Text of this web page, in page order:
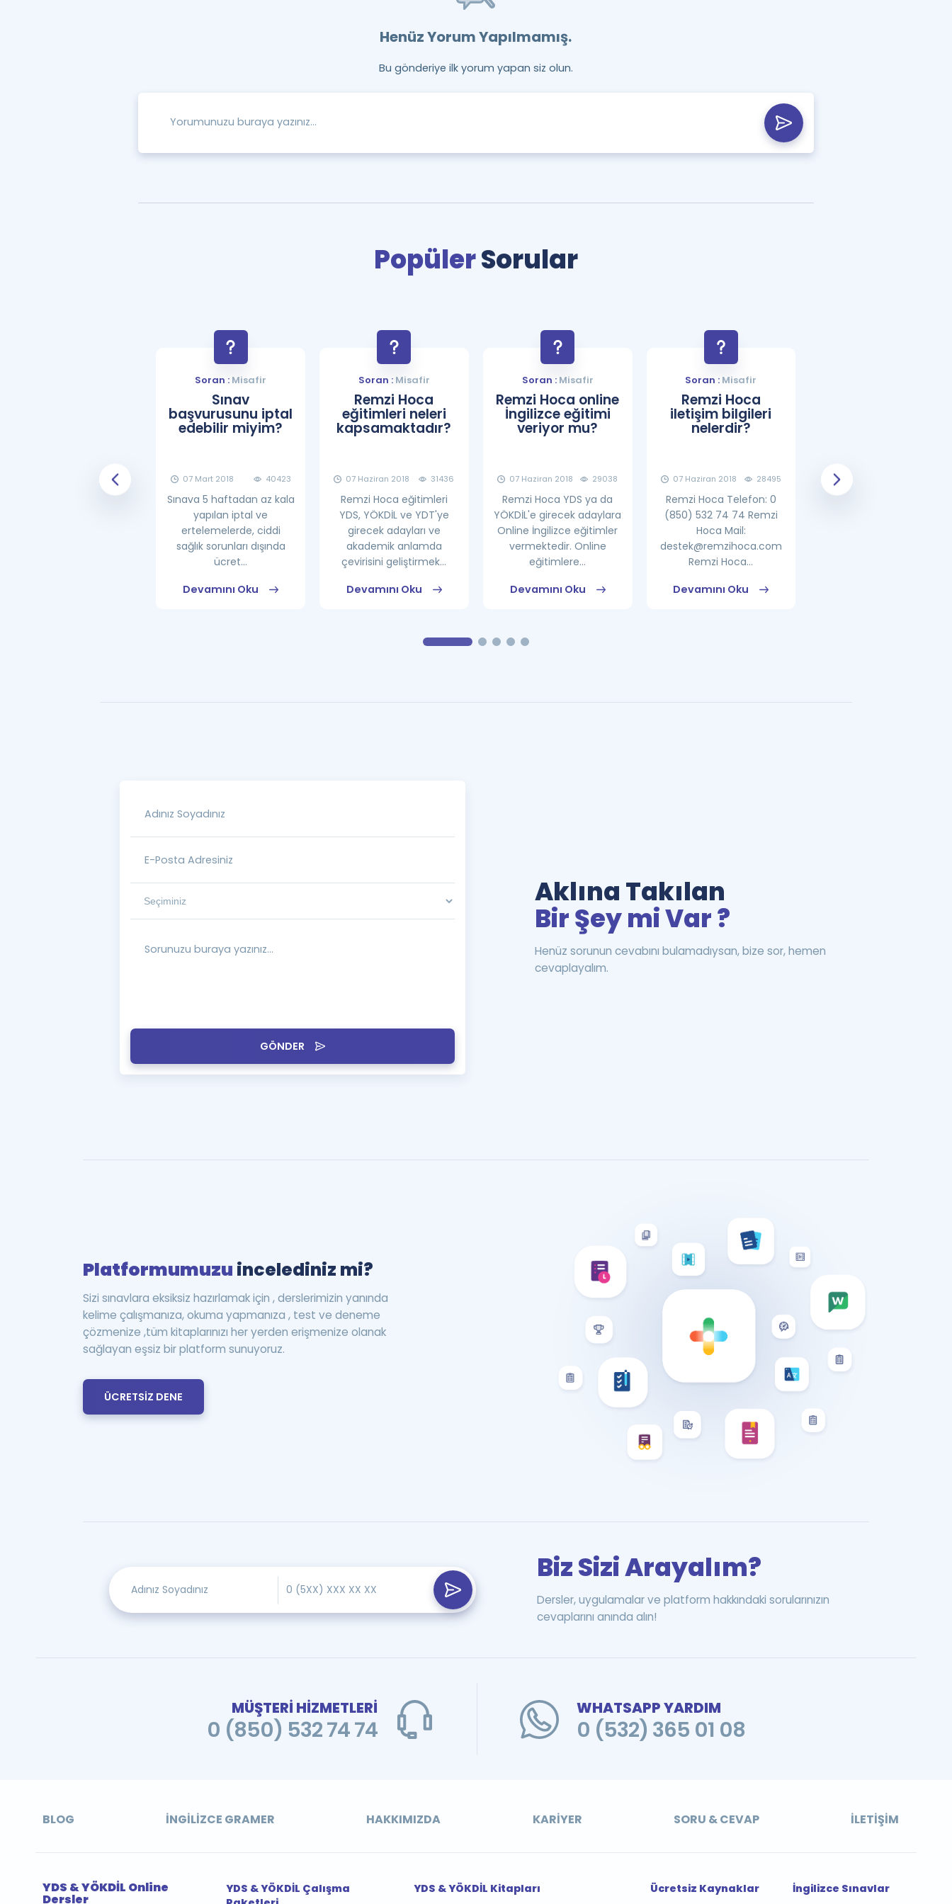
Henüz Yorum Yapılmamış.
Bu gönderiye ilk yorum yapan siz olun.
PopülerSorular
25861
Soran : Misafir
Sınav
başvurusunu iptal
edebilir miyim?
07 Mart 2018 40423
Sınava 5 haftadan az kala
yapılan iptal ve
ertelemelerde, ciddi
sağlık sorunları dışında
ücret...
Devamını Oku
Soran :Misafir
Remzi Hoca
eğitimleri neleri
kapsamaktadır?
07 Haziran 2018 31436
Remzi Hoca eğitimleri
YDS, YÖKDİL ve YDT'ye
girecek adayları ve
akademik anlamda
çevirisini geliştirmek...
Devamını Oku
Soran :Misafir
Remzi Hoca online
İngilizce eğitimi
veriyor mu?
07 Haziran 2018 29038
Remzi Hoca YDS ya da
YÖKDİL'e girecek adaylara
Online İngilizce eğitimler
vermektedir. Online
eğitimlere...
Devamını Oku
Soran : Misafir
Remzi Hoca
iletişim bilgileri
nelerdir?
07 Haziran 2018 28495
Remzi Hoca Telefon: 0
(850) 532 74 74 Remzi
Hoca Mail:
destek@remzihoca.com
Remzi Hoca...
Devamını Oku
08 Haziran 2018
GÖNDER
Aklına Takılan
Bir Şey mi Var ?
Henüz sorunun cevabını bulamadıysan, bize sor, hemen
cevaplayalım.
Platformumuzu incelediniz mi?
Sizi sınavlara eksiksiz hazırlamak için , derslerimizin yanında
kelime çalışmanıza, okuma yapmanıza , test ve deneme
çözmenize ,tüm kitaplarınızı her yerden erişmenize olanak
sağlayan eşsiz bir platform sunuyoruz.
ÜCRETSİZ DENE
Biz Sizi Arayalım?
Dersler, uygulamalar ve platform hakkındaki sorularınızın
cevaplarını anında alın!
MÜŞTERİ HİZMETLERİ
0 (850) 532 74 74
WHATSAPP YARDIM
0 (532) 365 01 08
BLOG İNGILIZCE GRAMER HAKKIMIZDA KARIYER SORU & CEVAP İLETIŞIM
YDS & YÖKDİL Online
Dersler
YDS & YÖKDİL Çalışma
YDS & YÖKDİL Kitapları Ücretsiz Kaynaklar İngilizce Sınavlar